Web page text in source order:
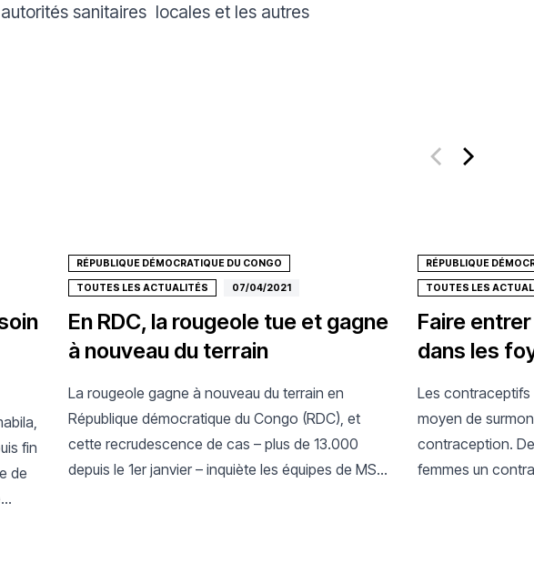
sanitaires locales et les autres
fin
de
RÉPUBLIQUE DÉMOCRATIQUE DU CONGO
TOUTES LES ACTUALITÉS 07/04/2021
En RDC, la rougeole tue et gagne
à nouveau du terrain
La rougeole gagne à nouveau du terrain en
République démocratique du Congo (RDC), et
cette recrudescence de cas – plus de 13.000
depuis le 1er janvier – inquiète les équipes de MSF
RÉPUBLIQUE
TOUTES LES
Faire
dans les
Les
moyen de
contraception.
femmes un